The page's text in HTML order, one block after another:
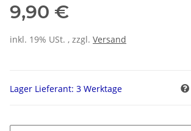
9,90 €
inkl. 19% USt. , zzgl. Versand
Lager Lieferant: 3 Werktage